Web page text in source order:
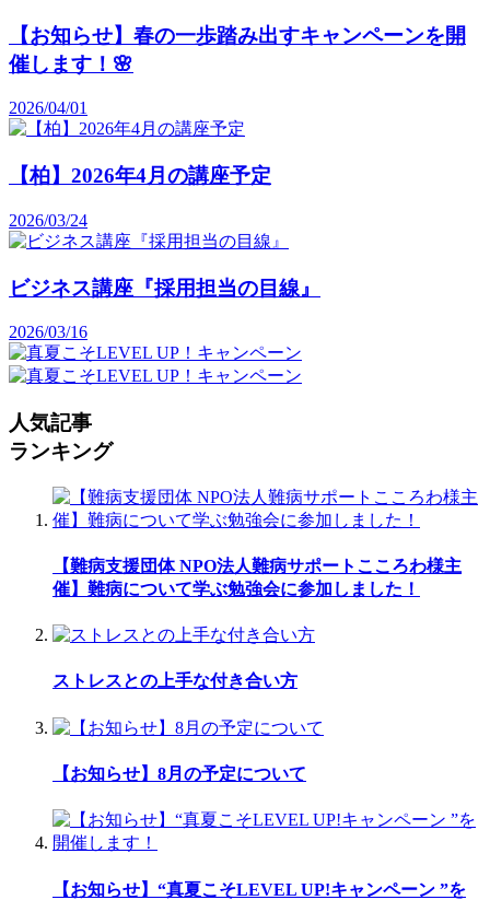
【お知らせ】春の一歩踏み出すキャンペーンを開
催します！🌸
2026/04/01
【柏】2026年4月の講座予定
2026/03/24
ビジネス講座『採用担当の目線』
2026/03/16
人気記事
ランキング
【難病支援団体 NPO法人難病サポートこころわ様主
催】難病について学ぶ勉強会に参加しました！
ストレスとの上手な付き合い方
【お知らせ】8月の予定について
【お知らせ】“真夏こそLEVEL UP!キャンペーン ”を